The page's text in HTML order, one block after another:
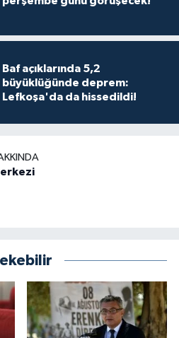
Baf açıklarında 5,2
büyüklüğünde deprem:
Lefkoşa'da da hissedildi!